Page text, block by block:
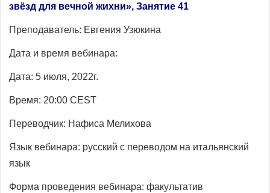
звёзд для вечной жихни», Занятие 41
Преподаватель: Евгения Узюкина
Дата и время вебинара:
Дата: 5 июля, 2022г.
Время: 20:00 CEST
Переводчик: Нафиса Мелихова
Язык вебинара: русский с переводом на итальянский
язык
Форма проведения вебинара: факультатив